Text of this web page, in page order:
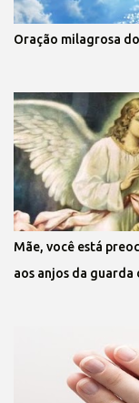
Oração milagrosa
Mãe, você está
aos anjos da guarda